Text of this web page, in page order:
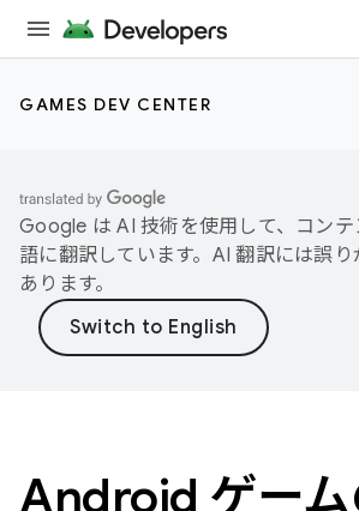
GAMES DEV CENTER
Google は AI 技術を使用して、コン
語に翻訳しています。AI 翻訳には誤
あります。
Android ゲーム